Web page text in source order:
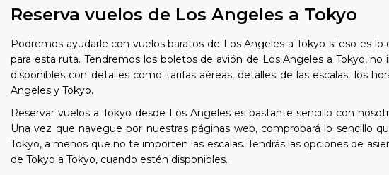
Reserva vuelos de Los Angeles a Tokyo
Podremos ayudarle con vuelos baratos de Los Angeles a Tokyo si eso es
para esta ruta. Tendremos los boletos de avión de Los Angeles a Tokyo,
disponibles con detalles como tarifas aéreas, detalles de las escalas, los
Angeles y Tokyo.
Reservar vuelos a Tokyo desde Los Angeles es bastante sencillo con
Una vez que navegue por nuestras páginas web, comprobará lo sencillo
Tokyo, a menos que no te importen las escalas. Tendrás las opciones de
de Tokyo a Tokyo, cuando estén disponibles.